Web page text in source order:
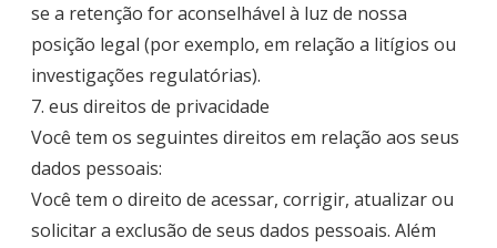
se a retenção for aconselhável à luz de nossa
posição legal (por exemplo, em relação a litígios ou
investigações regulatórias).
7. eus direitos de privacidade
Você tem os seguintes direitos em relação aos seus
dados pessoais:
Você tem o direito de acessar, corrigir, atualizar ou
solicitar a exclusão de seus dados pessoais. Além